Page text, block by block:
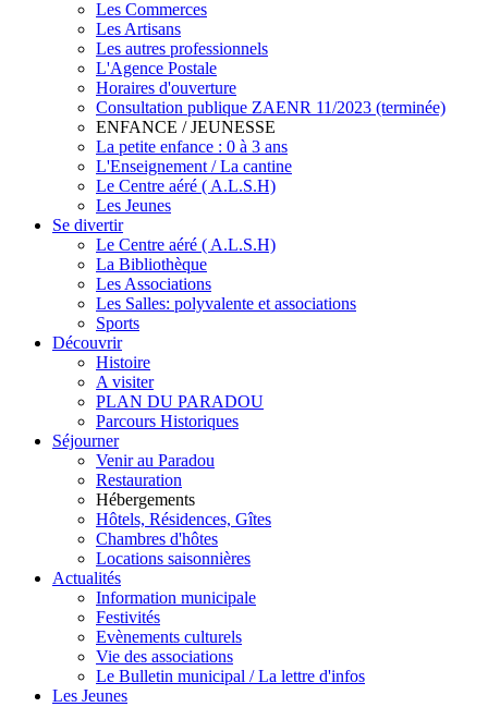
Les Commerces
Les Artisans
Les autres professionnels
L'Agence Postale
Horaires d'ouverture
Consultation publique ZAENR 11/2023 (terminée)
ENFANCE / JEUNESSE
La petite enfance : 0 à 3 ans
L'Enseignement / La cantine
Le Centre aéré ( A.L.S.H)
Les Jeunes
Se divertir
Le Centre aéré ( A.L.S.H)
La Bibliothèque
Les Associations
Les Salles: polyvalente et associations
Sports
Découvrir
Histoire
A visiter
PLAN DU PARADOU
Parcours Historiques
Séjourner
Venir au Paradou
Restauration
Hébergements
Hôtels, Résidences, Gîtes
Chambres d'hôtes
Locations saisonnières
Actualités
Information municipale
Festivités
Evènements culturels
Vie des associations
Le Bulletin municipal / La lettre d'infos
Les Jeunes